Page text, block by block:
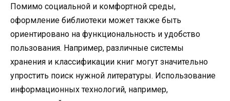
Помимо социальной и комфортной среды,
оформление библиотеки может также быть
ориентировано на функциональность и удобство
пользования. Например, различные системы
хранения и классификации книг могут значительно
упростить поиск нужной литературы. Использование
информационных технологий, например,